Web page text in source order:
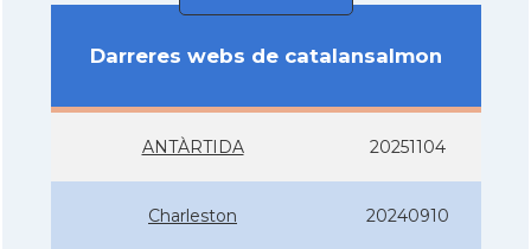
Darreres webs de catalansalmon
ANTÀRTIDA 20251104
Charleston 20240910